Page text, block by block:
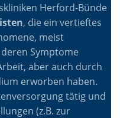
Herford-Bünde
, die ein vertieftes
meist
Symptome
aber auch durch
erworben haben.
tätig und
(z.B. zur